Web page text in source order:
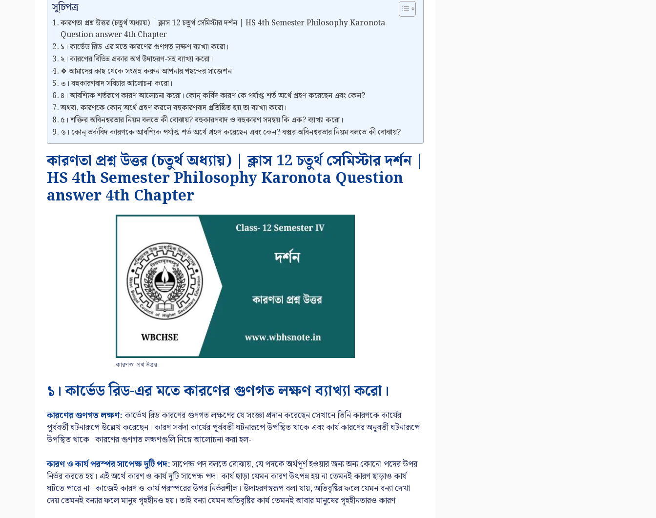
সূচিপত্র
কারণতা প্রশ্ন উত্তর (চতুর্থ অধ্যায়) | ক্লাস 12 চতুর্থ সেমিস্টার দর্শন | HS 4th Semester Philosophy Karonota
Question answer 4th Chapter
১। কার্ভেড রিড-এর মতে কারণের গুণগত লক্ষণ ব্যাখ্যা করো।
২। কারণের বিভিন্ন প্রকার অর্থ উদাহরণ-সহ ব্যাখ্যা করো।
❖ আমাদের কাছ থেকে সংগ্রহ করুন আপনার পছন্দের সাজেশন
৩। বহুকারণবাদ সবিচার আলোচনা করো।
৪। আবশ্যিক শর্তরূপে কারণ আলোচনা করো। কোন্‌ কর্বিদ কারণ কে পর্যাপ্ত শর্ত অর্থে গ্রহণ করেছেন এবং কেন?
অথবা, কারণকে কোন্ অর্থে গ্রহণ করলে বহুকারণবাদ প্রতিষ্ঠিত হয় তা ব্যাখ্যা করো।
৫। শক্তির অবিনশ্বরতার নিয়ম বলতে কী বোঝায়? বহুকারণবাদ ও বহুকারণ সমন্বয় কি এক? ব্যাখ্যা করো।
৬। কোন্ তর্কবিদ কারণকে আবশ্যিক পর্যাপ্ত শর্ত অর্থে গ্রহণ করেছেন এবং কেন? বস্তুর অবিনশ্বরতার নিয়ম বলতে কী বোঝায়?
কারণতা প্রশ্ন উত্তর (চতুর্থ অধ্যায়) | ক্লাস 12 চতুর্থ সেমিস্টার দর্শন |
HS 4th Semester Philosophy Karonota Question
answer 4th Chapter
কারণতা প্রশ্ন উত্তর
১। কার্ভেড রিড-এর মতে কারণের গুণগত লক্ষণ ব্যাখ্যা করো।
কারণের গুণগত লক্ষণ:কার্ভেথ রিড কারণের গুণগত লক্ষণের যে সংজ্ঞা প্রদান করেছেন সেখানে তিনি কারণকে কার্যের
পূর্ববর্তী ঘটনারূপে উল্লেখ করেছেন। কারণ সর্বদা কার্যের পূর্ববর্তী ঘটনারূপে উপস্থিত থাকে এবং কার্য কারণের অনুবর্তী ঘটনারূপে
উপস্থিত থাকে। কারণের গুণগত লক্ষণগুলি নিম্নে আলোচনা করা হল-
কারণ ও কার্য পরস্পর সাপেক্ষ দুটি পদ:সাপেক্ষ পদ বলতে বোঝায়, যে পদকে অর্থপূর্ণ হওয়ার জন্য অন্য কোনো পদের উপর
নির্ভর করতে হয়। এই অর্থে কারণ ও কার্য দুটি সাপেক্ষ পদ। কার্য ছাড়া যেমন কারণ উৎপন্ন হয় না তেমনই কারণ ছাড়াও কার্য
ঘটতে পারে না। কাজেই কারণ ও কার্য পরস্পরের উপর নির্ভরশীল। উদাহরণস্বরূপ বলা যায়, অতিবৃষ্টির ফলে যেমন বন্যা দেখা
দেয় তেমনই বন্যার ফলে মানুষ গৃহহীনও হয়। তাই বন্যা যেমন অতিবৃষ্টির কার্য তেমনই আবার মানুষের গৃহহীনতারও কারণ।